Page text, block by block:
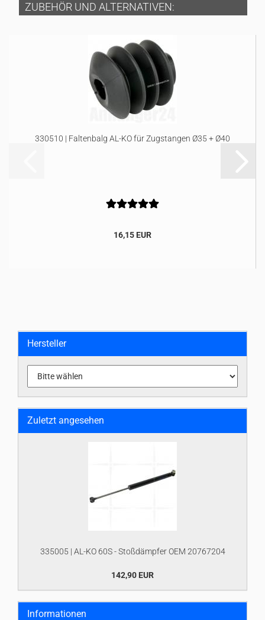
ZUBEHÖR UND ALTERNATIVEN:
330510 | Faltenbalg AL-KO für Zugstangen Ø35 + Ø40
16,15 EUR
Hersteller
Zuletzt angesehen
335005 | AL-KO 60S - Stoßdämpfer OEM 20767204
142,90 EUR
Informationen